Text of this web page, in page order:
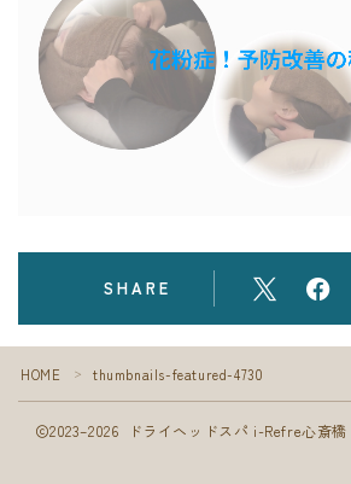
ご利用の流れ
よくあるご質問
SHARE
HOME ＞ thumbnails-featured-4730
2023–2026 ドライヘッドスパ i-Refre心斎